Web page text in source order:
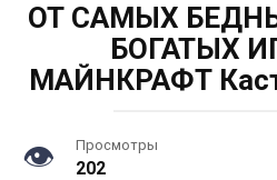
ОТ САМЫХ
БОГАТЫХ
МАЙНКРАФТ
Просмотры
202